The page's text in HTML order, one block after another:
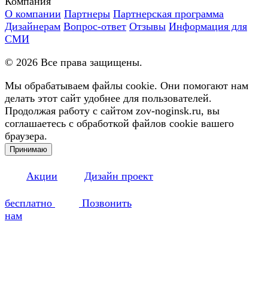
О компании Партнеры Партнерская программа
Дизайнерам Вопрос-ответ Отзывы Информация для
СМИ
© 2026 Все права защищены.
Мы обрабатываем файлы cookie. Они помогают нам
делать этот сайт удобнее для пользователей.
Продолжая работу с сайтом zov-noginsk.ru, вы
соглашаетесь с обработкой файлов cookie вашего
браузера.
Принимаю
Акции Дизайн проект
бесплатно
Позвонить
нам